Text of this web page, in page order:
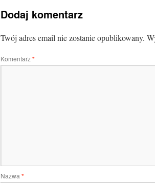
Dodaj komentarz
Twój adres email nie zostanie opublikowany.
Komentarz*
Nazwa *